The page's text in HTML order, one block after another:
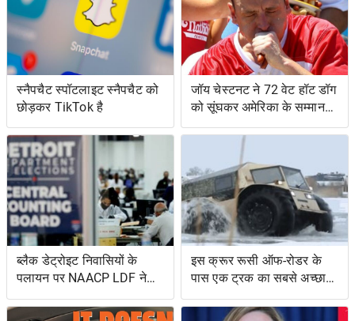
स्नैपचैट स्पॉटलाइट स्नैपचैट को
छोड़कर TikTok है
जॉय चेस्टनट ने 72 वेट हॉट डॉग
को सूंघकर अमेरिका के सम्मान
की रक्षा की
ब्लैक डेट्रोइट निवासियों के
पलायन पर NAACP LDF ने
मुकदमा किया, मिशिगन के वोट
सर्टिफिकेशन को रोकने के
इस क्रूर रूसी ऑफ-रोडर के
पास एक ट्रक का सबसे अच्छा
और एक उभयचर टैंक का सबसे
अच्छा है